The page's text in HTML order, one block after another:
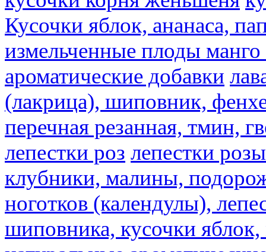
Кусочки яблок, ананаса,
измельченные плоды
ароматические добавки
(лакрица), шиповник,
перечная резанная, тмин,
лепестки роз лепестки розы
клубники, малины,
ноготков (календулы),
шиповника, кусочки